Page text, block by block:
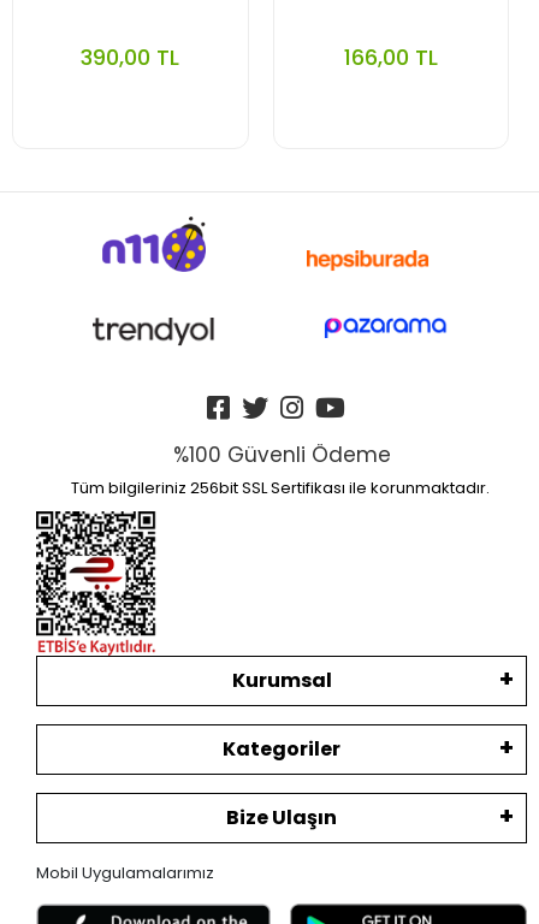
390,00 TL 166,00 TL
%100 Güvenli Ödeme
Tüm bilgileriniz 256bit SSL Sertifikası ile korunmaktadır.
Kurumsal
Kategoriler
Bize Ulaşın
Mobil Uygulamalarımız